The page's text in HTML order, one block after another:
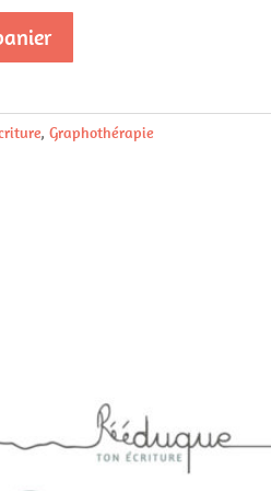
, Graphothérapie